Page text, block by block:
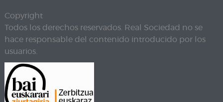
Copyright
Todos los derechos reservados. Real Sociedad no se
hace responsable del contenido introducido por los
usuarios.